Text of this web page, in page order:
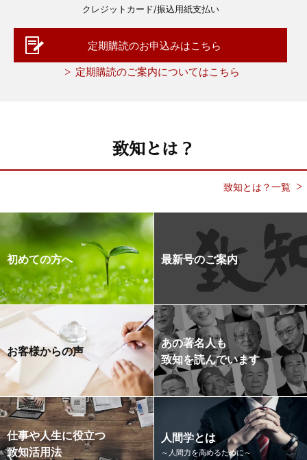
クレジットカード/振込用紙支払い
定期購読のお申込みはこちら
定期購読のご案内についてはこちら
致知とは？
致知とは？一覧
初めての方へ 最新号のご案内
お客様からの声
あの著名人も
致知を読んでいます
仕事や人生に役立つ
致知活用法
人間学とは
～人間力を高めるために～